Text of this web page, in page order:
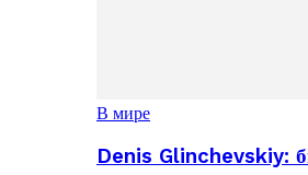
В мире
Denis Glinchevskiy: